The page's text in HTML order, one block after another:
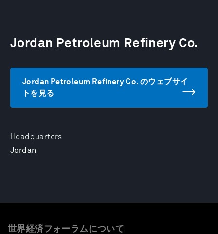
Headquarters
Jordan
Jordan Petroleum Refinery Co.
Jordan Petroleum Refinery Co. のウェブサイ
トを見る
世界経済フォーラムについて